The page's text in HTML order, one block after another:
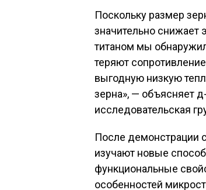
Поскольку размер
значительно снижает
титаном мы
теряют
выгодную низкую
зерна», — объясняет
исследовательская
После демонстрации
изучают новые
функциональные
особенностей